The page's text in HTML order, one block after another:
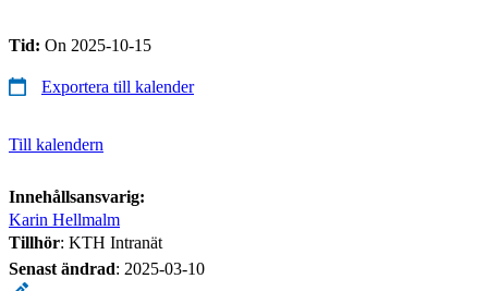
Tid: On 2025-10-15
Exportera till kalender
Till kalendern
Innehållsansvarig:
Karin Hellmalm
Tillhör: KTH Intranät
Senast ändrad: 2025-03-10